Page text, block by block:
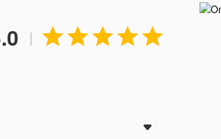
| 
mehr, aber jetzt ist mir nur
